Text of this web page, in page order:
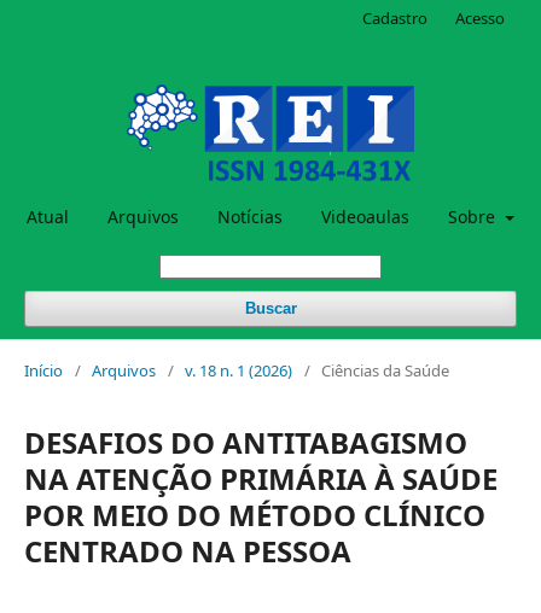
Atual Arquivos Notícias Videoaulas Sobre
Buscar
Cadastro Acesso
Início / Arquivos / v. 18 n. 1 (2026) / Ciências da Saúde
DESAFIOS DO ANTITABAGISMO
NA ATENÇÃO PRIMÁRIA À SAÚDE
POR MEIO DO MÉTODO CLÍNICO
CENTRADO NA PESSOA